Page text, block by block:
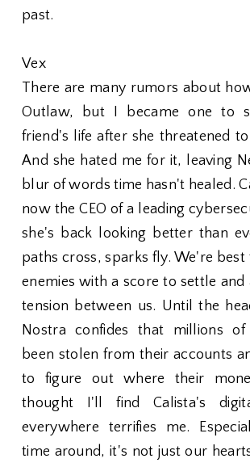
past.
Vex
There are many rumors about
Outlaw, but I became one to
friend's life after she threatened
And she hated me for it, leaving
blur of words time hasn't healed.
now the CEO of a leading
she's back looking better than
paths cross, sparks fly. We're best
enemies with a score to settle
tension between us. Until the
Nostra confides that millions
been stolen from their accounts
to figure out where their
thought I'll find Calista's
everywhere terrifies me.
time around, it's not just our